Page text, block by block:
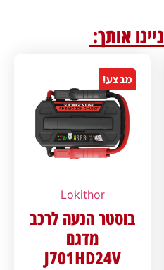
אותך:
מבצע!
Lokithor
בוסטר הנעה לרכב
מדגם
J701HD24V